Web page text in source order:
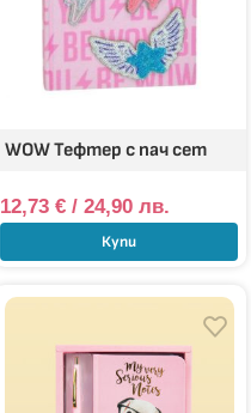
WOW Тефтер с пач сет
12,73 €/ 24,90 лв.
Купи